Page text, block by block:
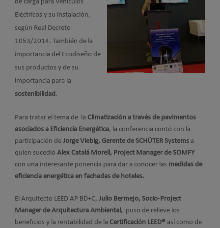
de carga para Vehículos
Eléctricos y su instalación,
según Real Decreto
1053/2014. También de la
importancia del Ecodiseño de
sus productos y de su
importancia para la
sostenibilidad.
Para tratar el tema de la Climatización a través de pavimentos
asociados a Eficiencia Energética, la conferencia contó con la
participación de Jorge Viebig, Gerente de SCHÜTER Systems a
quien sucedió Alex Catalá Morell, Project Manager de SOMFY
con una interesante ponencia para dar a conocer las medidas de
eficiencia energética en fachadas de hoteles.
El Arquitecto LEED AP BD+C, Julio Bermejo, Socio-Project
Manager de Arquitectura Ambiental, puso de relieve los
beneficios y la rentabilidad de la Certificación LEED® así como de